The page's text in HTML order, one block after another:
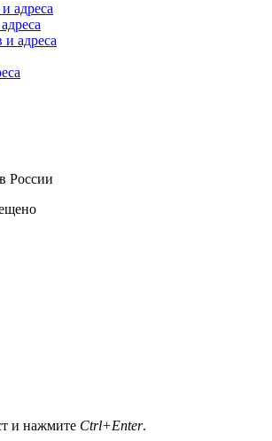
адреса
адреса
России
и нажмите Ctrl+Enter.